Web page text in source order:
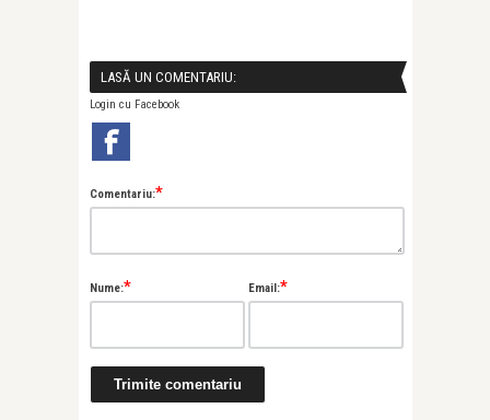
LASĂ UN COMENTARIU:
Login cu Facebook
Comentariu:*
Nume:* Email:*